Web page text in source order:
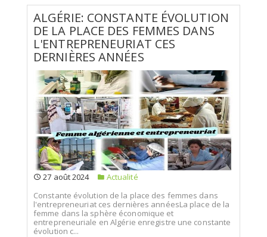
ALGÉRIE: CONSTANTE ÉVOLUTION
DE LA PLACE DES FEMMES DANS
L'ENTREPRENEURIAT CES
DERNIÈRES ANNÉES
27 août 2024
Actualité
Constante évolution de la place des femmes dans
l'entrepreneuriat ces dernières annéesLa place de la
femme dans la sphère économique et
entrepreneuriale en Algérie enregistre une constante
évolution c...